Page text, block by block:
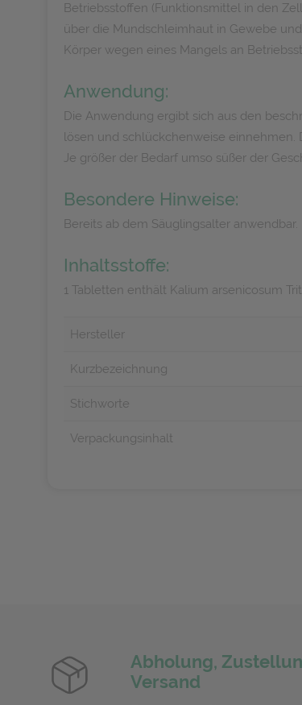
Betriebsstoffen (Funktionsmittel in den
über die Mundschleimhaut in Gewebe
Körper wegen eines Mangels an
Anwendung:
Die Anwendung ergibt sich aus den
lösen und schlückchenweise einnehmen.
Je größer der Bedarf umso süßer der
Besondere Hinweise:
Bereits ab dem Säuglingsalter anwendbar.
Inhaltsstoffe:
1 Tabletten enthält Kalium arsenicosum
Hersteller
Kurzbezeichnung
Stichworte
Verpackungsinhalt
Abholung,
Versand